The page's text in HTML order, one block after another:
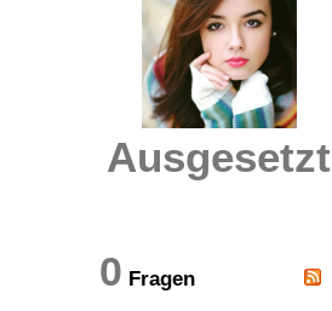
Ausgesetzt
0 Fragen